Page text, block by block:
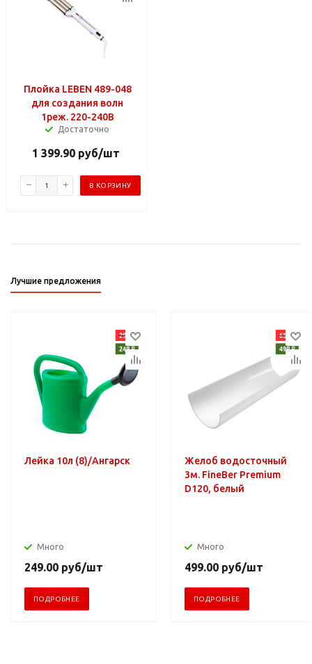
Плойка LEBEN 489-048
для создания волн
1реж. 220-240В
Достаточно
1 399.90 руб/шт
В КОРЗИНУ
Лучшие предложения
Лейка 10л (8)/Ангарск
Много
249.00 руб/шт
ПОДРОБНЕЕ
Желоб водосточный
3м. FineBer Premium
D120, белый
Много
499.00 руб/шт
ПОДРОБНЕЕ